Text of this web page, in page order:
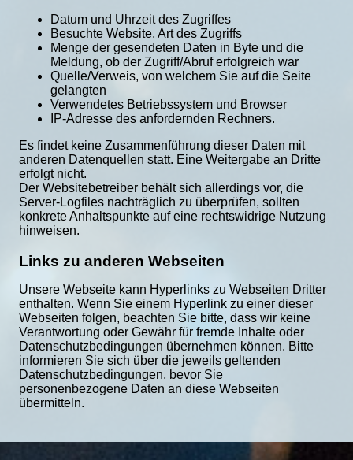
Datum und Uhrzeit des Zugriffes
Besuchte Website, Art des Zugriffs
Menge der gesendeten Daten in Byte und die
Meldung, ob der Zugriff/Abruf erfolgreich war
Quelle/Verweis, von welchem Sie auf die Seite
gelangten
Verwendetes Betriebssystem und Browser
IP-Adresse des anfordernden Rechners.
Es findet keine Zusammenführung dieser Daten mit
anderen Datenquellen statt. Eine Weitergabe an Dritte
erfolgt nicht.
Der Websitebetreiber behält sich allerdings vor, die
Server-Logfiles nachträglich zu überprüfen, sollten
konkrete Anhaltspunkte auf eine rechtswidrige Nutzung
hinweisen.
Links zu anderen Webseiten
Unsere Webseite kann Hyperlinks zu Webseiten Dritter
enthalten. Wenn Sie einem Hyperlink zu einer dieser
Webseiten folgen, beachten Sie bitte, dass wir keine
Verantwortung oder Gewähr für fremde Inhalte oder
Datenschutzbedingungen übernehmen können. Bitte
informieren Sie sich über die jeweils geltenden
Datenschutzbedingungen, bevor Sie
personenbezogene Daten an diese Webseiten